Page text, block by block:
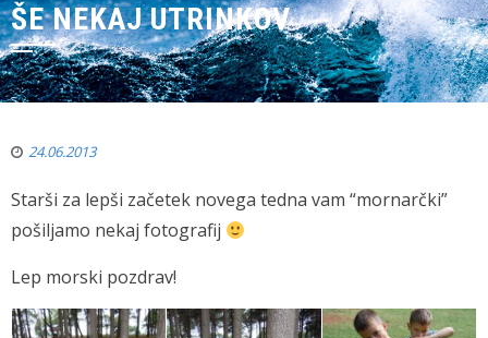
ŠE NEKAJ UTRINKOV
24.06.2013
Starši za lepši začetek novega tedna vam “mornarčki”
pošiljamo nekaj fotografij
Lep morski pozdrav!